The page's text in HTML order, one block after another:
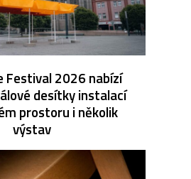
Festival 2026 nabízí
desítky instalací
prostoru i několik
výstav